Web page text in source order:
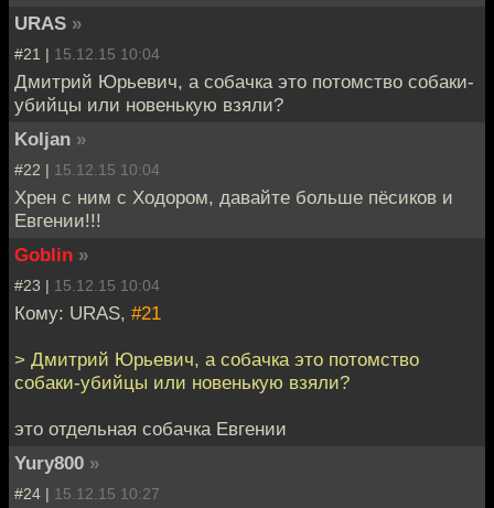
URAS »
#21 | 15.12.15 10:04
Дмитрий Юрьевич, а собачка это потомство собаки-
убийцы или новенькую взяли?
Koljan »
#22 | 15.12.15 10:04
Хрен с ним с Ходором, давайте больше пёсиков и
Евгении!!!
Goblin »
#23 | 15.12.15 10:04
Кому: URAS, #21
> Дмитрий Юрьевич, а собачка это потомство
собаки-убийцы или новенькую взяли?
это отдельная собачка Евгении
Yury800 »
#24 | 15.12.15 10:27